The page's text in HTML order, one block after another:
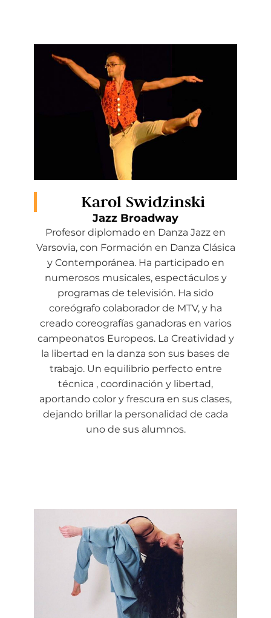
Karol Swidzinski
Jazz Broadway
Profesor diplomado en Danza Jazz en
Varsovia, con Formación en Danza Clásica
y Contemporánea. Ha participado en
numerosos musicales, espectáculos y
programas de televisión. Ha sido
coreógrafo colaborador de MTV, y ha
creado coreografías ganadoras en varios
campeonatos Europeos. La Creatividad y
la libertad en la danza son sus bases de
trabajo. Un equilibrio perfecto entre
técnica , coordinación y libertad,
aportando color y frescura en sus clases,
dejando brillar la personalidad de cada
uno de sus alumnos.